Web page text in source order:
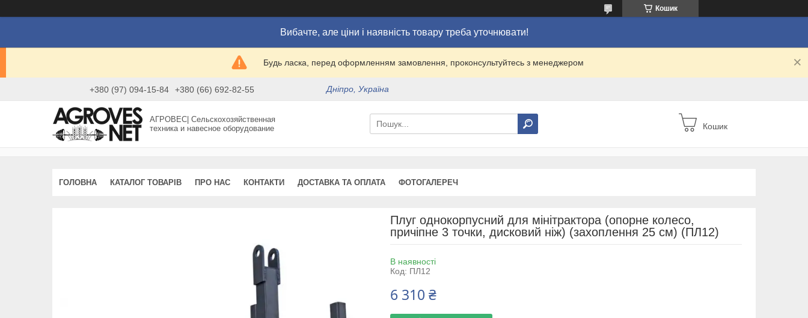
Кошик
Вибачте, але ціни і наявність товару треба уточнювати!
Будь ласка, перед оформленням замовлення, проконсультуйтесь з менеджером
+380 (97) 094-15-84 +380 (66) 692-82-55 Дніпро, Україна
АГРОВЕС| Сельскохозяйственная
техника и навесное оборудование
Кошик
ГОЛОВНА КАТАЛОГ ТОВАРІВ ПРО НАС КОНТАКТИ ДОСТАВКА ТА ОПЛАТА ФОТОГАЛЕРЕЧ
Плуг однокорпусний для мінітрактора (опорне колесо,
причіпне 3 точки, дисковий ніж) (захоплення 25 см) (ПЛ12)
В наявності
Код: ПЛ12
6 310 ₴